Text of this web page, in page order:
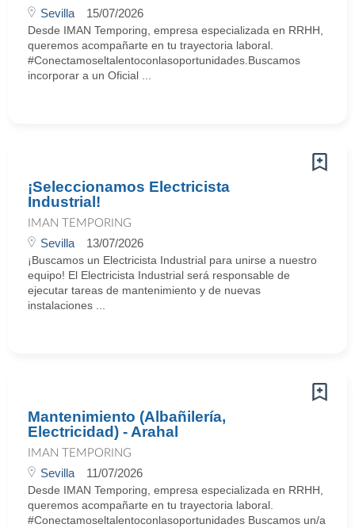
Sevilla 15/07/2026
Desde IMAN Temporing, empresa especializada en RRHH,
queremos acompañarte en tu trayectoria laboral.
#Conectamoseltalentoconlasoportunidades.Buscamos
incorporar a un Oficial ...
¡Seleccionamos Electricista
Industrial!
IMAN TEMPORING
Sevilla 13/07/2026
¡Buscamos un Electricista Industrial para unirse a nuestro
equipo! El Electricista Industrial será responsable de
ejecutar tareas de mantenimiento y de nuevas
instalaciones ...
Mantenimiento (Albañilería,
Electricidad) - Arahal
IMAN TEMPORING
Sevilla 11/07/2026
Desde IMAN Temporing, empresa especializada en RRHH,
queremos acompañarte en tu trayectoria laboral.
#Conectamoseltalentoconlasoportunidades Buscamos un/a